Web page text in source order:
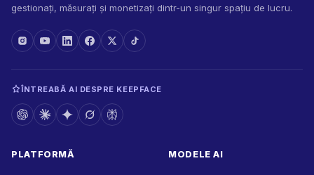
gestionați, măsurați și monetizați dintr-un singur spațiu de lucru.
ÎNTREABĂ AI DESPRE KEEPFACE
PLATFORMĂ MODELE AI